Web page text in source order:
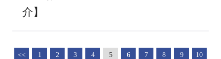
介】
<< 1 2 3 4 5 6 7 8 9 10